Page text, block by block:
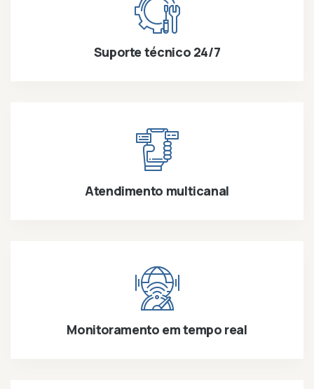
Suporte técnico 24/7
Atendimento multicanal
Monitoramento em tempo real